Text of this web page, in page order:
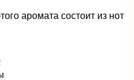
аромата состоит из нот